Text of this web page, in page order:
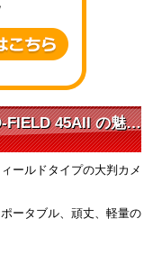
酒井特殊カメラ製作所 TOYO-FIELD 45AII の魅力に迫る
ールドタイプの大判カメ
ータブル、頑丈、軽量の